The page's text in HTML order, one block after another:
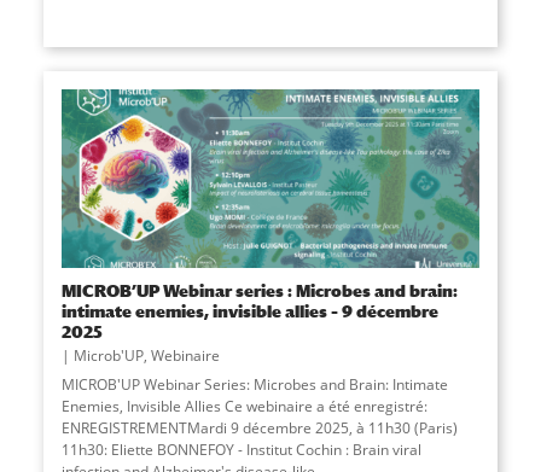
MICROB’UP Webinar series : Microbes and brain:
intimate enemies, invisible allies – 9 décembre
2025
Microb'UP, Webinaire
MICROB'UP Webinar Series: Microbes and Brain: Intimate
Enemies, Invisible Allies Ce webinaire a été enregistré:
ENREGISTREMENTMardi 9 décembre 2025, à 11h30 (Paris)
11h30: Eliette BONNEFOY - Institut Cochin : Brain viral